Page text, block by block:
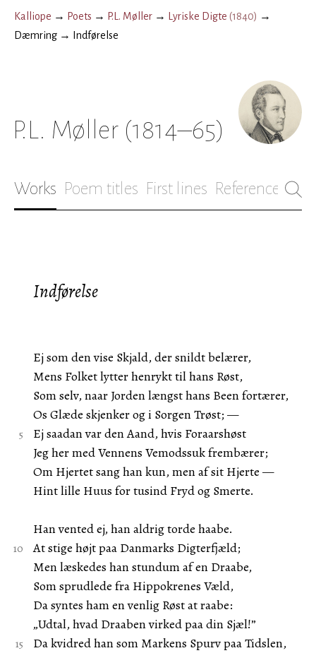
Kalliope → Poets → P.L. Møller → Lyriske Digte (1840) →
Dæmring → Indførelse
P.L. Møller (1814–65)
Works Poem titles First lines References
Indførelse
Ej som den vise Skjald, der snildt belærer,
Mens Folket lytter henrykt til hans Røst,
Som selv, naar Jorden længst hans Been fortærer,
Os Glæde skjenker og i Sorgen Trøst; —
Ej saadan var den Aand, hvis Foraarshøst
Jeg her med Vennens Vemodssuk frembærer;
Om Hjertet sang han kun, men af sit Hjerte —
Hint lille Huus for tusind Fryd og Smerte.
Han vented ej, han aldrig torde haabe.
At stige højt paa Danmarks Digterfjæld;
Men læskedes han stundum af en Draabe,
Som sprudlede fra Hippokrenes Væld,
Da syntes ham en venlig Røst at raabe:
„Udtal, hvad Draaben virked paa din Sjæl!”
Da kvidred han som Markens Spurv paa Tidslen,